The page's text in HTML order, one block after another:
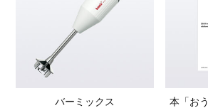
バーミックス 本「お